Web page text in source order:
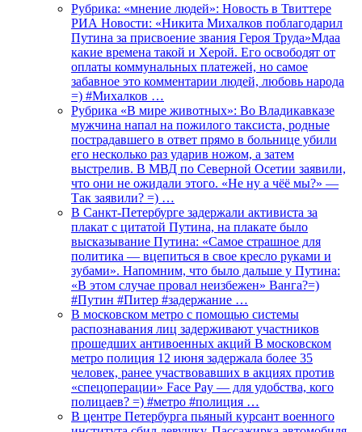
Рубрика: «мнение людей»: Новость в Твиттере
РИА Новости: «Никита Михалков поблагодарил
Путина за присвоение звания Героя Труда»Мдаа
какие времена такой и Херой. Его освободят от
оплаты коммунальных платежей, но самое
забавное это комментарии людей, любовь народа
=) #Михалков …
Рубрика «В мире животных»: Во Владикавказе
мужчина напал на пожилого таксиста, родные
пострадавшего в ответ прямо в больнице убили
его несколько раз ударив ножом, а затем
выстрелив. В МВД по Северной Осетии заявили,
что они не ожидали этого. «Не ну а чёё мы?» —
Так заявили? =) …
В Санкт-Петербурге задержали активиста за
плакат с цитатой Путина, на плакате было
высказывание Путина: «Самое страшное для
политика — вцепиться в свое кресло руками и
зубами». Напомним, что было дальше у Путина:
«В этом случае провал неизбежен» Ванга?=)
#Путин #Питер #задержание …
В московском метро с помощью системы
распознавания лиц задерживают участников
прошедших антивоенных акций В московском
метро полиция 12 июня задержала более 35
человек, ранее участвовавших в акциях против
«спецоперации» Face Pay — для удобства, кого
полицаев? =) #метро #полиция …
В центре Петербурга пьяный курсант военного